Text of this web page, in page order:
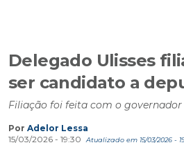
Delegado Ulisses
ser candidato a
Filiação foi feita com o
Por Adelor Lessa
15/03/2026 - 19:30
Atualizado em 15/03/2026 -